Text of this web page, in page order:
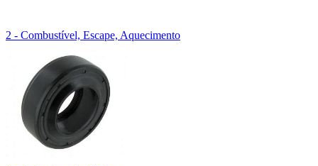
2 - Combustível, Escape, Aquecimento